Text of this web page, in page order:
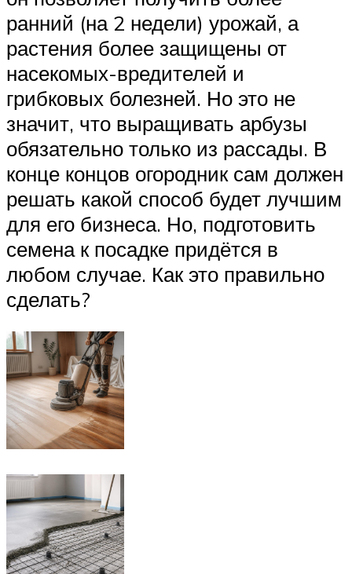
ранний (на 2 недели) урожай, а
растения более защищены от
насекомых-вредителей и
грибковых болезней. Но это не
значит, что выращивать арбузы
обязательно только из рассады. В
конце концов огородник сам должен
решать какой способ будет лучшим
для его бизнеса. Но, подготовить
семена к посадке придётся в
любом случае. Как это правильно
сделать?